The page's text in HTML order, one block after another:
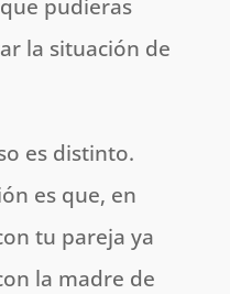
pudieras
la situación de
es distinto.
es que, en
tu pareja ya
la madre de